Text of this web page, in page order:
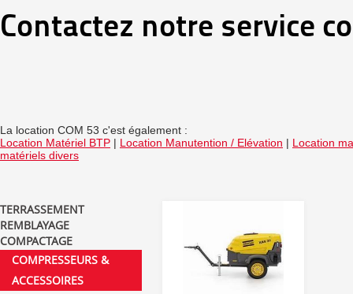
Contactez notre service
La location COM 53 c'est également :
Location Matériel BTP | Location Manutention / Elévation | Location
matériels divers
TERRASSEMENT
REMBLAYAGE
COMPACTAGE
COMPRESSEURS &
ACCESSOIRES